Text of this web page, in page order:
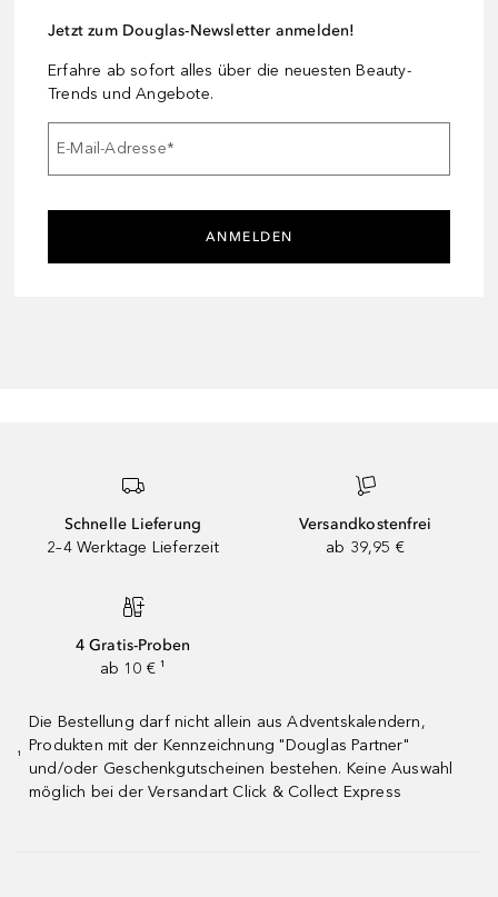
Jetzt zum Douglas-Newsletter anmelden!
Erfahre ab sofort alles über die neuesten Beauty-
Trends und Angebote.
E-Mail-Adresse*
ANMELDEN
Schnelle Lieferung
2–4 Werktage Lieferzeit
Versandkostenfrei
ab 39,95 €
4 Gratis-Proben
ab 10 € ¹
¹
Die Bestellung darf nicht allein aus Adventskalendern,
Produkten mit der Kennzeichnung "Douglas Partner"
und/oder Geschenkgutscheinen bestehen. Keine Auswahl
möglich bei der Versandart Click & Collect Express